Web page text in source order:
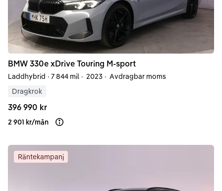
BMW 330e xDrive Touring M-sport
Laddhybrid · 7 844 mil · 2023 · Avdragbar moms
Dragkrok
396 990 kr
2 901 kr/mån Läs mer om finansiering
Räntekampanj